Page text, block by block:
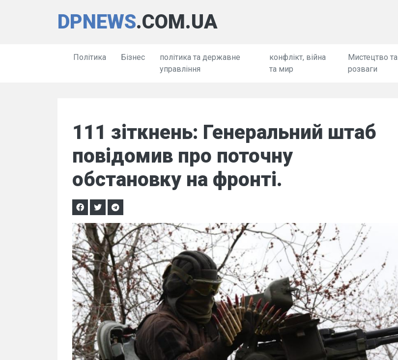
DPNEWS.COM.UA
Політика Бізнес
політика та державне
управління
конфлікт, війна
та мир
Мистецтво та
розваги
111 зіткнень: Генеральний штаб
повідомив про поточну
обстановку на фронті.